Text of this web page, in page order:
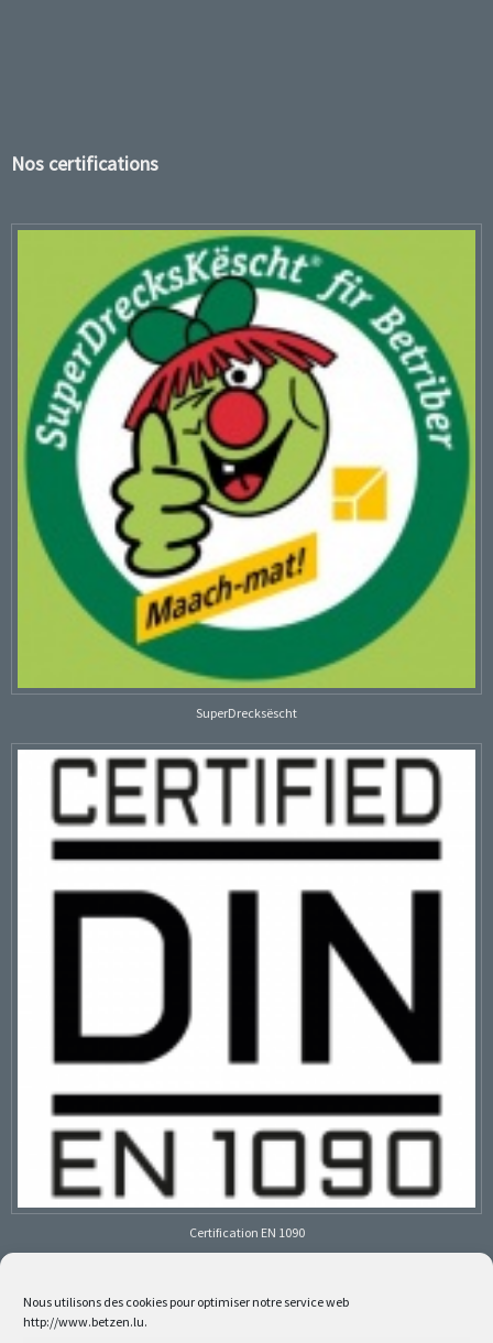
Nous utilisons des cookies pour optimiser notre service web
http://www.betzen.lu.
Nos certifications
SuperDrecksëscht
Certification EN 1090
Follow us on social media